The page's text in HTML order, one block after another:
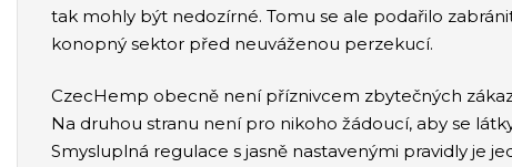
tak mohly být nedozírné. Tomu se ale podařilo
konopný sektor před neuváženou perzekucí.
CzecHemp obecně není příznivcem zbytečných
Na druhou stranu není pro nikoho žádoucí, aby se
Smysluplná regulace s jasně nastavenými pravidly je